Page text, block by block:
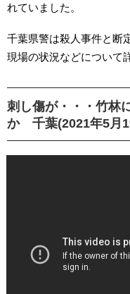
れていました。
千葉県警は殺人事件と断
現場の状況などについて
刺し傷が・・・竹林
か 千葉(2021年5月